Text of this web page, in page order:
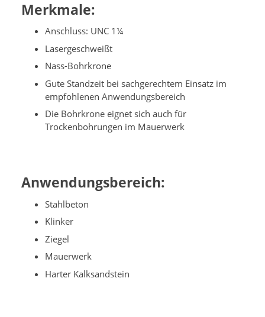
Merkmale:
Anschluss: UNC 1¼
Lasergeschweißt
Nass-Bohrkrone
Gute Standzeit bei sachgerechtem Einsatz im
empfohlenen Anwendungsbereich
Die Bohrkrone eignet sich auch für
Trockenbohrungen im Mauerwerk
Anwendungsbereich:
Stahlbeton
Klinker
Ziegel
Mauerwerk
Harter Kalksandstein